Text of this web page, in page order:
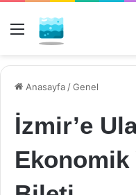
Menü
Anasayfa /Genel
İzmir’e